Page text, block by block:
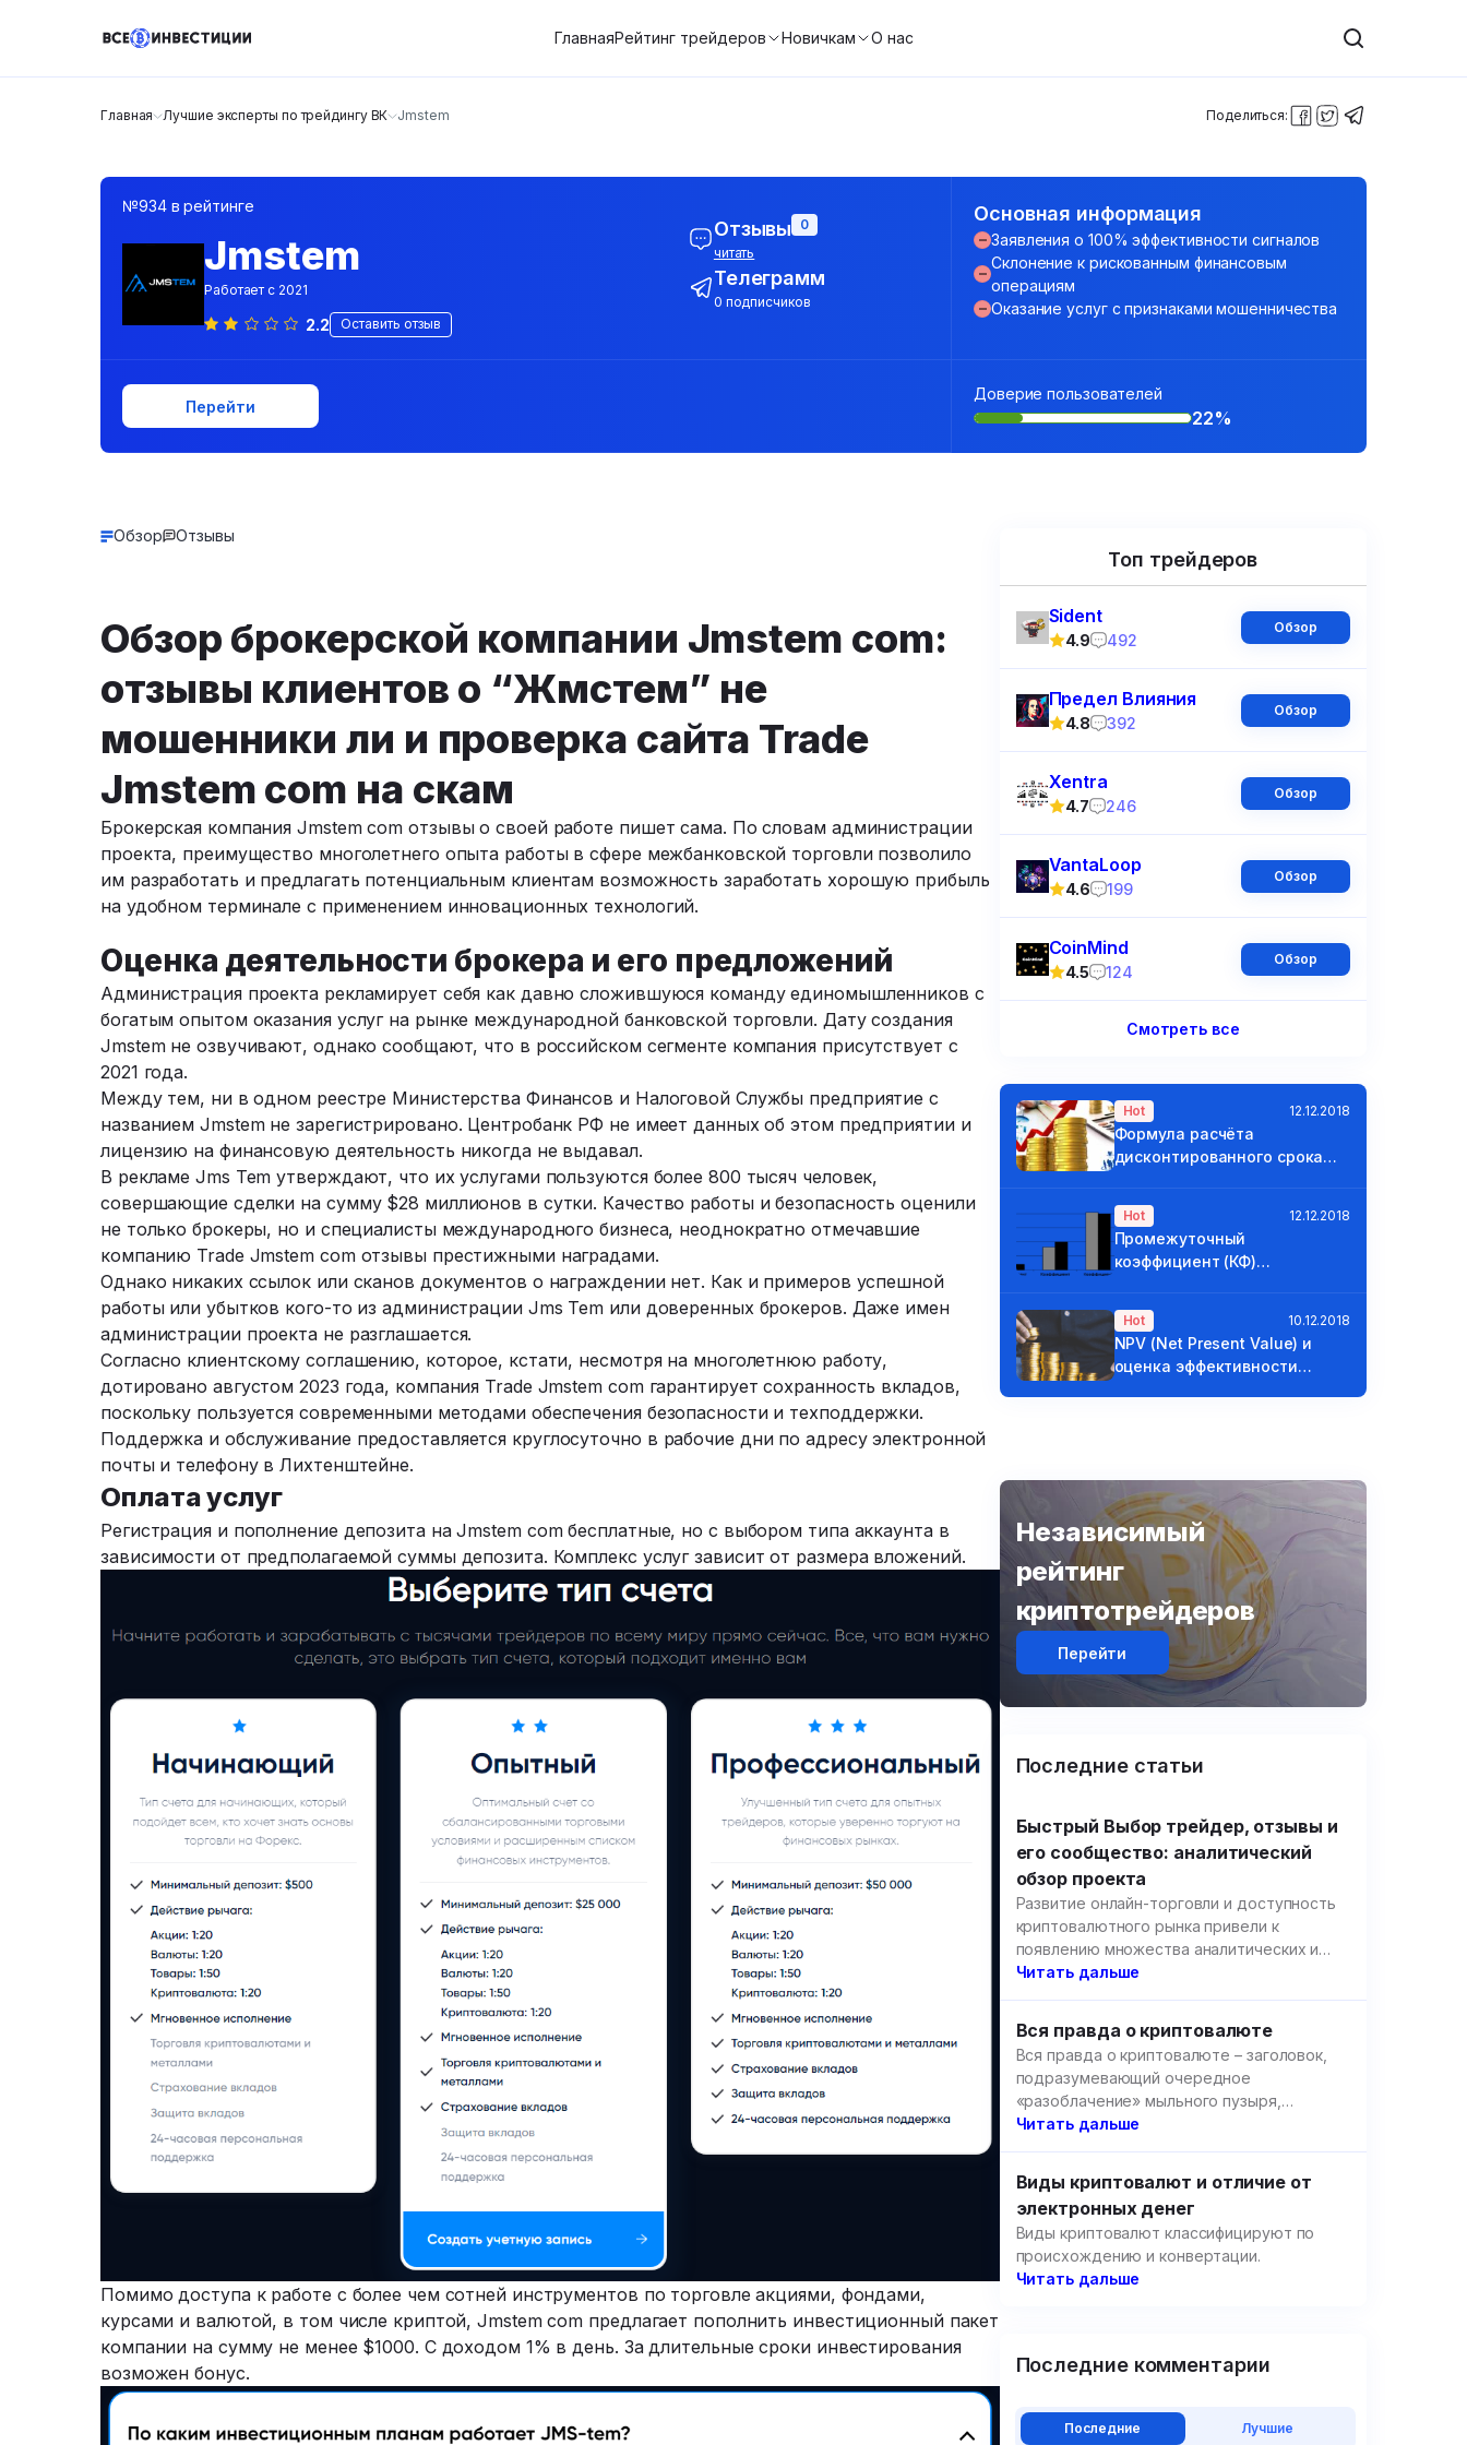
ГлавнаяРейтинг трейдеров Новичкам О нас
Главная Лучшие эксперты по трейдингу ВК Jmstem Поделиться:
№934 в рейтинге
Jmstem
Работает с 2021
2.2 Оставить отзыв
Отзывы 0
читать
Телеграмм
0 подписчиков
Основная информация
Заявления о 100% эффективности сигналов
Склонение к рискованным финансовым
операциям
Оказание услуг с признаками мошенничества
Перейти
Доверие пользователей
22%
Обзор Отзывы
Обзор брокерской компании Jmstem com:
отзывы клиентов о “Жмстем” не
мошенники ли и проверка сайта Trade
Jmstem com на скам
Брокерская компания Jmstem com отзывы о своей работе пишет сама. По словам администрации
проекта, преимущество многолетнего опыта работы в сфере межбанковской торговли позволило
им разработать и предлагать потенциальным клиентам возможность заработать хорошую прибыль
на удобном терминале с применением инновационных технологий.
Оценка деятельности брокера и его предложений
Администрация проекта рекламирует себя как давно сложившуюся команду единомышленников с
богатым опытом оказания услуг на рынке международной банковской торговли. Дату создания
Jmstem не озвучивают, однако сообщают, что в российском сегменте компания присутствует с
2021 года.
Между тем, ни в одном реестре Министерства Финансов и Налоговой Службы предприятие с
названием Jmstem не зарегистрировано. Центробанк РФ не имеет данных об этом предприятии и
лицензию на финансовую деятельность никогда не выдавал.
В рекламе Jms Tem утверждают, что их услугами пользуются более 800 тысяч человек,
совершающие сделки на сумму $28 миллионов в сутки. Качество работы и безопасность оценили
не только брокеры, но и специалисты международного бизнеса, неоднократно отмечавшие
компанию Trade Jmstem com отзывы престижными наградами.
Однако никаких ссылок или сканов документов о награждении нет. Как и примеров успешной
работы или убытков кого-то из администрации Jms Tem или доверенных брокеров. Даже имен
администрации проекта не разглашается.
Согласно клиентскому соглашению, которое, кстати, несмотря на многолетнюю работу,
дотировано августом 2023 года, компания Trade Jmstem com гарантирует сохранность вкладов,
поскольку пользуется современными методами обеспечения безопасности и техподдержки.
Поддержка и обслуживание предоставляется круглосуточно в рабочие дни по адресу электронной
почты и телефону в Лихтенштейне.
Оплата услуг
Регистрация и пополнение депозита на Jmstem com бесплатные, но с выбором типа аккаунта в
зависимости от предполагаемой суммы депозита. Комплекс услуг зависит от размера вложений.
Помимо доступа к работе с более чем сотней инструментов по торговле акциями, фондами,
курсами и валютой, в том числе криптой, Jmstem com предлагает пополнить инвестиционный пакет
компании на сумму не менее $1000. С доходом 1% в день. За длительные сроки инвестирования
возможен бонус.
Топ трейдеров
Sident
4.9 492
Обзор
Предел Влияния
4.8 392
Обзор
Xentra
4.7 246
Обзор
VantaLoop
4.6 199
Обзор
CoinMind
4.5 124
Обзор
Смотреть все
Hot 12.12.2018
Формула расчёта
дисконтированного срока
Hot 12.12.2018
Промежуточный
коэффициент (КФ)
Hot 10.12.2018
NPV (Net Present Value) и
оценка эффективности
Независимый
рейтинг
криптотрейдеров
Перейти
Последние статьи
Быстрый Выбор трейдер, отзывы и
его сообщество: аналитический
обзор проекта
Развитие онлайн-торговли и доступность
криптовалютного рынка привели к
появлению множества аналитических и
образовательных площадок.
Читать дальше
Вся правда о криптовалюте
Вся правда о криптовалюте – заголовок,
подразумевающий очередное
«разоблачение» мыльного пузыря,
созданного цифровыми валютами, но речь
Читать дальше
Виды криптовалют и отличие от
электронных денег
Виды криптовалют классифицируют по
происхождению и конвертации.
Читать дальше
Последние комментарии
Последние Лучшие